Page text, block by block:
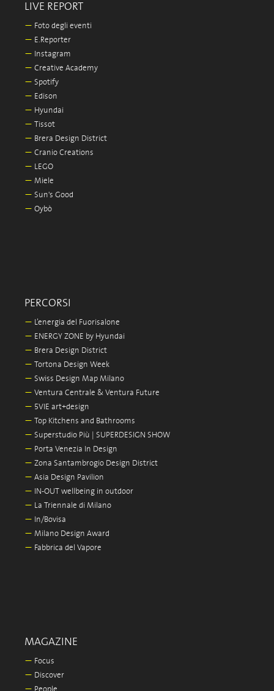
LIVE REPORT
— Foto degli eventi
— E.Reporter
— Instagram
— Creative Academy
— Spotify
— Edison
— Hyundai
— Tissot
— Brera Design District
— Cranio Creations
— LEGO
— Miele
— Sun's Good
— Oybò
PERCORSI
— L’energia del Fuorisalone
— ENERGY ZONE by Hyundai
— Brera Design District
— Tortona Design Week
— Swiss Design Map Milano
— Ventura Centrale & Ventura Future
— 5VIE art+design
— Top Kitchens and Bathrooms
— Superstudio Più | SUPERDESIGN SHOW
— Porta Venezia In Design
— Zona Santambrogio Design District
— Asia Design Pavilion
— IN-OUT wellbeing in outdoor
— La Triennale di Milano
— In/Bovisa
— Milano Design Award
— Fabbrica del Vapore
MAGAZINE
— Focus
— Discover